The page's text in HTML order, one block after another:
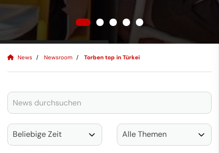
News Newsroom Torben top in Türkei